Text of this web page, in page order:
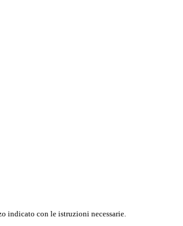
indicato con le istruzioni necessarie.